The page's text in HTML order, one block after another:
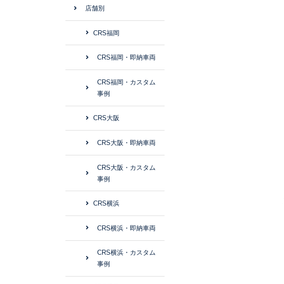
店舗別
CRS福岡
CRS福岡・即納車両
CRS福岡・カスタム
事例
CRS大阪
CRS大阪・即納車両
CRS大阪・カスタム
事例
CRS横浜
CRS横浜・即納車両
CRS横浜・カスタム
事例